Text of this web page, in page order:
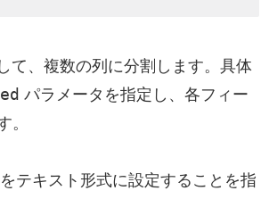
て、複数の列に分割します。具体
パラメータを指定し、各フィー
。
テキスト形式に設定することを指